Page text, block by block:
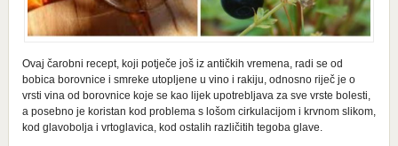
Ovaj čarobni recept, koji potječe još iz antičkih vremena, radi se od
bobica borovnice i smreke utopljene u vino i rakiju, odnosno riječ je o
vrsti vina od borovnice koje se kao lijek upotrebljava za sve vrste bolesti,
a posebno je koristan kod problema s lošom cirkulacijom i krvnom slikom,
kod glavobolja i vrtoglavica, kod ostalih različitih tegoba glave.